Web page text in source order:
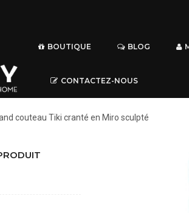
BOUTIQUE BLOG
CONTACTEZ-NOUS
couteau Tiki cranté en Miro sculpté